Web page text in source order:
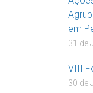
em
31 de
VIII
30 de